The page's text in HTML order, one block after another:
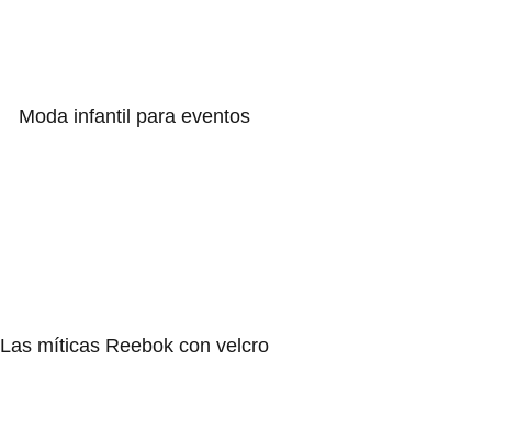
Moda infantil para eventos
Las míticas Reebok con velcro